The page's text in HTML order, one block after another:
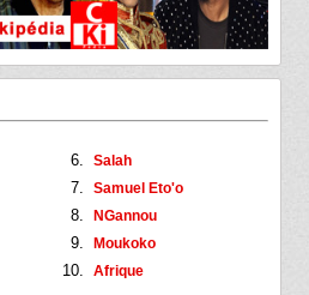
Salah
Samuel Eto'o
NGannou
Moukoko
Afrique